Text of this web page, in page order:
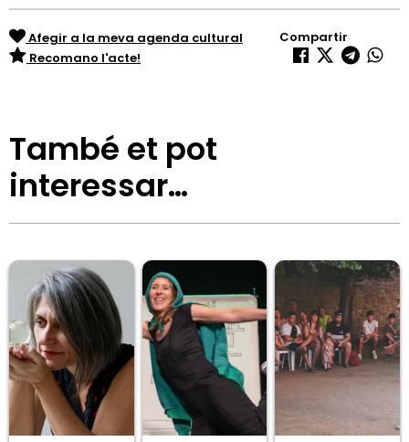
Afegir a la meva agenda cultural
Recomano l'acte!
Compartir
També et pot
interessar…